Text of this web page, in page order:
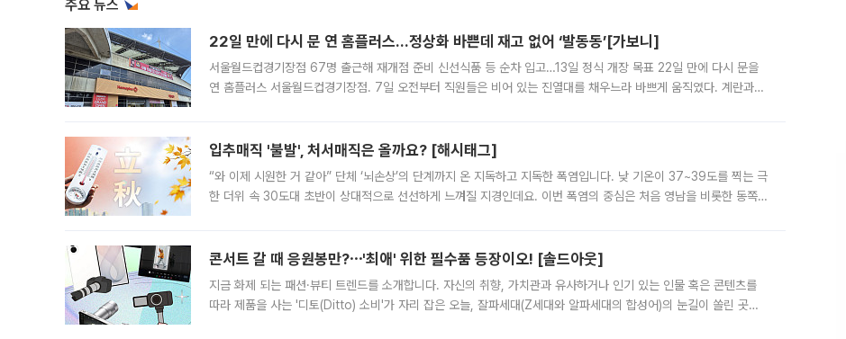
주요 뉴스
22일 만에 다시 문 연 홈플러스…정상화 바쁜데 재고 없어 ‘발동동’[가보니]
서울월드컵경기장점 67명 출근해 재개점 준비 신선식품 등 순차 입고…13일 정식 개장 목표 22일 만에 다시 문을
연 홈플러스 서울월드컵경기장점. 7일 오전부터 직원들은 비어 있는 진열대를 채우느라 바쁘게 움직였다. 계란과
입추매직 '불발', 처서매직은 올까요? [해시태그]
“와 이제 시원한 거 같아” 단체 ‘뇌손상’의 단계까지 온 지독하고 지독한 폭염입니다. 낮 기온이 37~39도를 찍는 극
한 더위 속 30도대 초반이 상대적으로 선선하게 느껴질 지경인데요. 이번 폭염의 중심은 처음 영남을 비롯한 동쪽
콘서트 갈 때 응원봉만?⋯'최애' 위한 필수품 등장이오! [솔드아웃]
지금 화제 되는 패션·뷰티 트렌드를 소개합니다. 자신의 취향, 가치관과 유사하거나 인기 있는 인물 혹은 콘텐츠를
따라 제품을 사는 '디토(Ditto) 소비'가 자리 잡은 오늘, 잘파세대(Z세대와 알파세대의 합성어)의 눈길이 쏠린 곳은